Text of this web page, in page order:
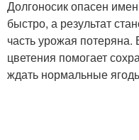
Долгоносик опасен
быстро, а результат
часть урожая
цветения помогает
ждать нормальные